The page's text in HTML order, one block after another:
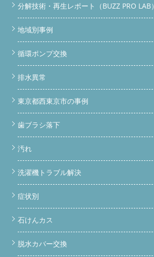
分解技術・再生レポート（BUZZ PRO LAB）
地域別事例
循環ポンプ交換
排水異常
東京都西東京市の事例
歯ブラシ落下
汚れ
洗濯機トラブル解決
症状別
石けんカス
脱水カバー交換